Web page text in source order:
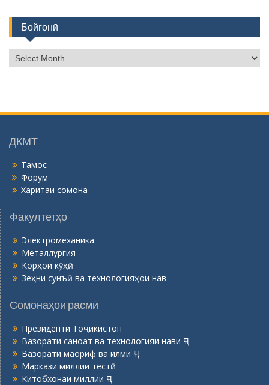
Бойгонӣ
о
н
ДКМТ
Тамос
Форум
Харитаи сомона
Факултетҳо
Электромеханика
Металлургия
Корҳои кӯҳӣ
Зеҳни сунъӣ ва технологияҳои нав
Сомонаҳои расмӣ
Президенти Тоҷикистон
Вазорати саноат ва технологияи нави ҶТ
Вазорати маориф ва илми ҶТ
Маркази миллии тестӣ
Китобхонаи миллии ҶТ